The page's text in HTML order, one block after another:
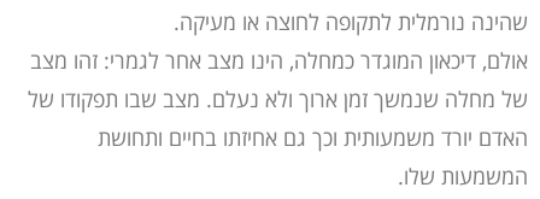
שהינה נורמלית לתקופה לחוצה או מעיקה.
אולם, דיכאון המוגדר כמחלה, הינו מצב אחר לגמרי: זהו מצב
של מחלה שנמשך זמן ארוך ולא נעלם. מצב שבו תפקודו של
האדם יורד משמעותית וכך גם אחיזתו בחיים ותחושת
המשמעות שלו.